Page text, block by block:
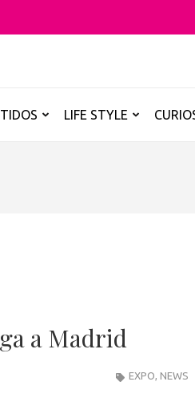
LIFE STYLE
a Madrid
EXPO, NEWS